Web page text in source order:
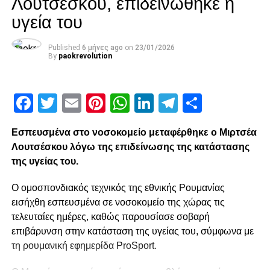
Facebook
Twitter
EmailPinterest
WhatsApp
LinkedIn
Telegram
RELATED TOPICS:
Στον τελικό τα αετόπουλα της Κ17!
paokrevolution
υγεία του
Published 6 μήνες ago on 23/01/2026
By paokrevolution
Facebook
Twitter
EmailPinterest
WhatsApp
LinkedIn
Telegram
Εσπευσμένα στο νοσοκομείο μεταφέρθηκε ο Μιρτσέα
Λουτσέσκου λόγω της επιδείνωσης της κατάστασης
της υγείας του.
Ο ομοσπονδιακός τεχνικός της εθνικής Ρουμανίας
εισήχθη εσπευσμένα σε νοσοκομείο της χώρας τις
τελευταίες ημέρες, καθώς παρουσίασε σοβαρή
επιβάρυνση στην κατάσταση της υγείας του, σύμφωνα με
τη ρουμανική εφημερίδα ProSport.